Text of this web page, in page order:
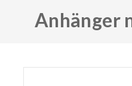
Anhänger